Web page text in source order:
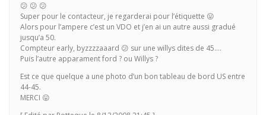
😕 😕 😕
Super pour le contacteur, je regarderai pour l’étiquette 😛
Alors pour l’ampere c’est un VDO et j’en ai un autre aussi gradué
jusqu’a 50.
Compteur early, byzzzzaaard 😕 sur une willys dites de 45….
Puis l’autre apparament ford ? ou Willys ?
Est ce que quelque a une photo d’un bon tableau de bord US entre
44-45.
MERCI 😛